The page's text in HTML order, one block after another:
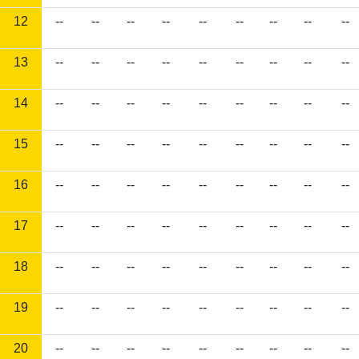
12 -- -- -- -- -- -- -- -- --
13 -- -- -- -- -- -- -- -- --
14 -- -- -- -- -- -- -- -- --
15 -- -- -- -- -- -- -- -- --
16 -- -- -- -- -- -- -- -- --
17 -- -- -- -- -- -- -- -- --
18 -- -- -- -- -- -- -- -- --
19 -- -- -- -- -- -- -- -- --
20 -- -- -- -- -- -- -- -- --